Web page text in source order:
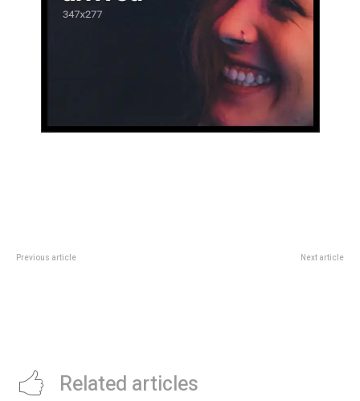
Previous article Next article
Related articles